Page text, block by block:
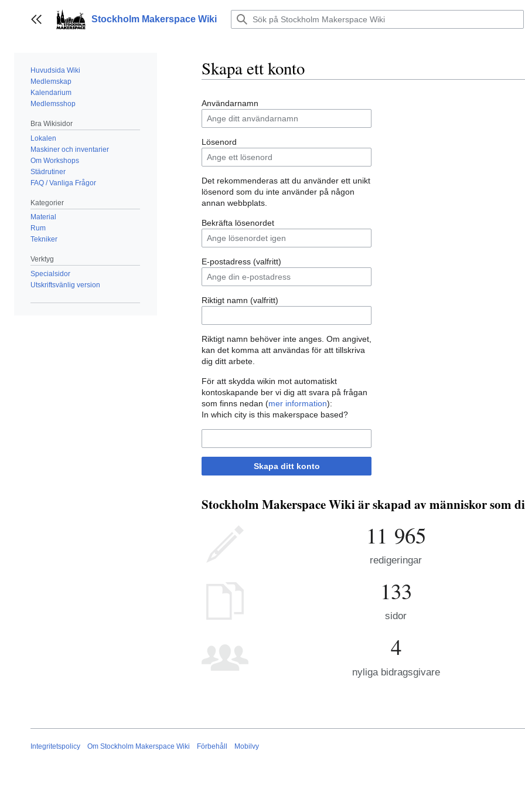
till
innehållet
Visa/dölj sidofält
Stockholm Makerspace Wiki
Huvudsida Wiki
Medlemskap
Kalendarium
Medlemsshop
Bra Wikisidor
Lokalen
Maskiner och inventarier
Om Workshops
Städrutiner
FAQ / Vanliga Frågor
Kategorier
Material
Rum
Tekniker
Verktyg
Specialsidor
Utskriftsvänlig version
Skapa ett konto
Användarnamn
Lösenord
Det rekommenderas att du använder ett unikt
lösenord som du inte använder på någon
annan webbplats.
Bekräfta lösenordet
E-postadress (valfritt)
Riktigt namn (valfritt)
Riktigt namn behöver inte anges. Om angivet,
kan det komma att användas för att tillskriva
dig ditt arbete.
För att skydda wikin mot automatiskt
kontoskapande ber vi dig att svara på frågan
som finns nedan (mer information):
In which city is this makerspace based?
Skapa ditt konto
Stockholm Makerspace Wiki är skapad av människor som
11 965
redigeringar
133
sidor
4
nyliga bidragsgivare
Integritetspolicy Om Stockholm Makerspace Wiki Förbehåll Mobilvy